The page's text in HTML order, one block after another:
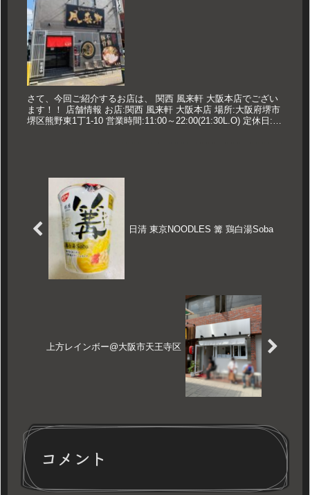
さて、今回ご紹介するお店は、 関西 風来軒 大阪本店でござい
ます！！ 店舗情報 お店:関西 風来軒 大阪本店 場所:大阪府堺市
堺区熊野東1丁1-10 営業時間:11:00～22:00(21:30L.O) 定休日:不
日清 東京NOODLES 篝 鶏白湯Soba
上方レインボー@大阪市天王寺区
コメント